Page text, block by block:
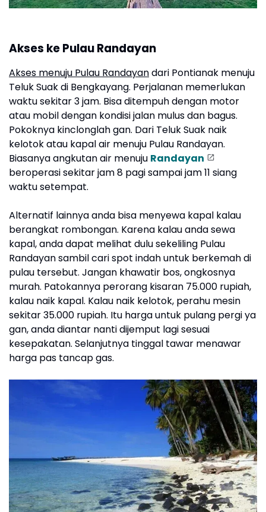
Akses ke Pulau Randayan
Akses menuju Pulau Randayandari Pontianak menuju
Teluk Suak di Bengkayang. Perjalanan memerlukan
waktu sekitar 3 jam. Bisa ditempuh dengan motor
atau mobil dengan kondisi jalan mulus dan bagus.
Pokoknya kinclonglah gan. Dari Teluk Suak naik
kelotok atau kapal air menuju Pulau Randayan.
Biasanya angkutan air menuju Randayan
beroperasi sekitar jam 8 pagi sampai jam 11 siang
waktu setempat.
Alternatif lainnya anda bisa menyewa kapal kalau
berangkat rombongan. Karena kalau anda sewa
kapal, anda dapat melihat dulu sekeliling Pulau
Randayan sambil cari spot indah untuk berkemah di
pulau tersebut. Jangan khawatir bos, ongkosnya
murah. Patokannya perorang kisaran 75.000 rupiah,
kalau naik kapal. Kalau naik kelotok, perahu mesin
sekitar 35.000 rupiah. Itu harga untuk pulang pergi ya
gan, anda diantar nanti dijemput lagi sesuai
kesepakatan. Selanjutnya tinggal tawar menawar
harga pas tancap gas.